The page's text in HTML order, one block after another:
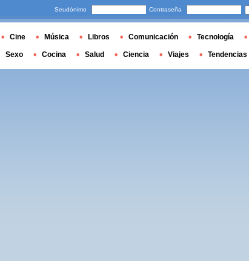
Seudónimo Contraseña
Cine Música Libros Comunicación Tecnología
Sexo Cocina Salud Ciencia Viajes Tendencias